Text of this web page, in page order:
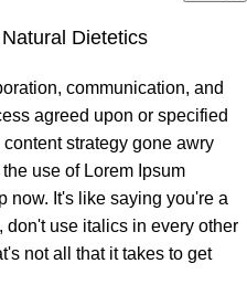
Dietetics.
communication, and
agreed upon or specified
strategy gone awry
use of Lorem Ipsum
now. It's like saying you're a
don't use italics in every other
not all that it takes to get